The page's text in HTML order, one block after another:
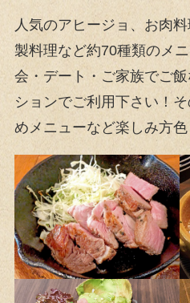
人気のアヒージョ、お肉
製料理など約70種類のメ
会・デート・ご家族でご
ションでご利用下さい！
めメニューなど楽しみ方色